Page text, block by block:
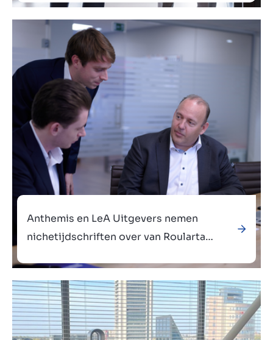
Verkocht aan
Anthemis en LeA Uitgevers nemen
nichetijdschriften over van Roularta
Verkocht aan